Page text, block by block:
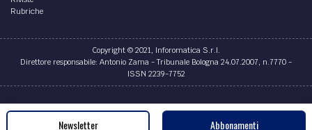
Rubriche
Copyright © 2021, Inforomatica S.r.l.
Direttore responsabile: Antonio Zama - Tribunale Bologna 24.07.2007, n.7770 -
ISSN 2239-7752
Credits
Newsletter Abbonamenti